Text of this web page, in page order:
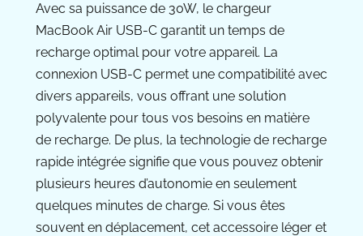
Avec sa puissance de 30W, le chargeur
MacBook Air USB-C garantit un temps de
recharge optimal pour votre appareil. La
connexion USB-C permet une compatibilité avec
divers appareils, vous offrant une solution
polyvalente pour tous vos besoins en matière
de recharge. De plus, la technologie de recharge
rapide intégrée signifie que vous pouvez obtenir
plusieurs heures d’autonomie en seulement
quelques minutes de charge. Si vous êtes
souvent en déplacement, cet accessoire léger et